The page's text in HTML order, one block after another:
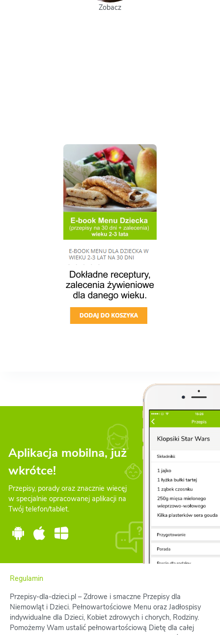
Aplikacja mobilna, już
wkrótce!
Przepisy, porady oraz znacznie wiecęj
w specjalnie opracowanej aplikacji na
Twój telefon/tablet.
Regulamin
Przepisy-dla-dzieci.pl – Zdrowe i smaczne Przepisy dla
Niemowląt i Dzieci. Pełnowartościowe Menu oraz Jadłospisy
indywidualne dla Dzieci, Kobiet zdrowych i chorych, Rodziny.
Pomożemy Wam ustalić pełnowartościową Dietę dla całej